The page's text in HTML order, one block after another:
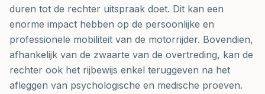
duren tot de rechter uitspraak doet. Dit kan een
enorme impact hebben op de persoonlijke en
professionele mobiliteit van de motorrijder. Bovendien,
afhankelijk van de zwaarte van de overtreding, kan de
rechter ook het rijbewijs enkel teruggeven na het
afleggen van psychologische en medische proeven.